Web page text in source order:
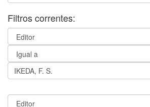
Filtros correntes: